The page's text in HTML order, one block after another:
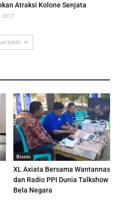
Atraksi Kolone Senjata
2017
lebih
Bisnis
XL Axiata Bersama Wantannas
dan Radio PPI Dunia Talkshow
Bela Negara